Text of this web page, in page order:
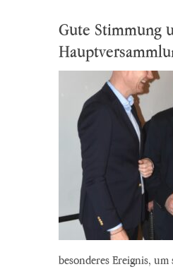
Gute Stimmung
besonderes Ereignis,